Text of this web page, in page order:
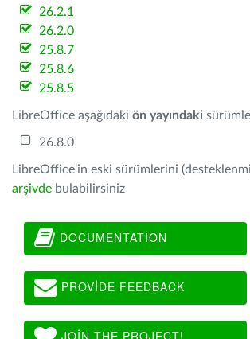
26.2.1
26.2.0
25.8.7
25.8.6
25.8.5
LibreOffice aşağıdaki ön yayındaki
26.8.0
LibreOffice'in eski sürümlerini
arşivde bulabilirsiniz
DOCUMENTATION
PROVIDE FEEDBACK
JOIN THE PROJECT!